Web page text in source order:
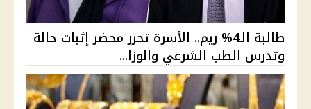
طالبة الـ4% ريم.. الأسرة تحرر محضر إثبات حالة
وتدرس الطب الشرعي والوزا...